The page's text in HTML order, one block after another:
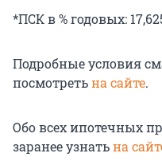
*ПСК в % годовых:
Подробные условия
посмотретьна сайте.
Обо всех ипотечных
заранее узнатьна